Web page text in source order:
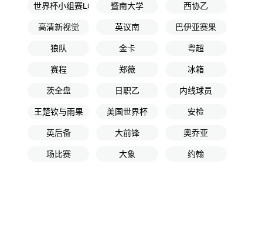
世界杯小组赛L组第1轮暨南大学 西协乙
高清新视觉 英议南 巴伊亚赛果
狼队 金卡 粤超
赛程 郑薇 冰箱
茨全盘 日职乙 内线球员
王楚钦与雨果 美国世界杯 安检
英后备 大前锋 奥乔亚
场比赛 大象 约翰